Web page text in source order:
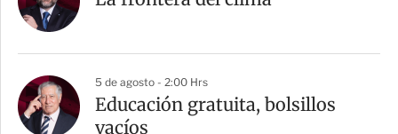
5 de agosto - 2:00 Hrs
Educación gratuita, bolsillos
vacíos